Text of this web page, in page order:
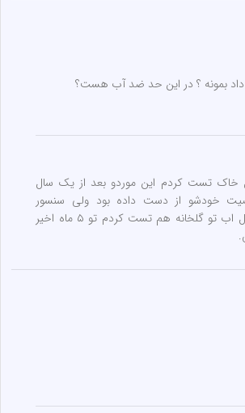
داد بمونه ؟ در این حد ضد آب هست؟
تست کردم این موردو بعد از یک سال
خودشو از دست داده بود ولی سنسور
همچنان کار میکرد. داخل اب تو گلخانه هم تست کردم تو ۵ ماه اخیر